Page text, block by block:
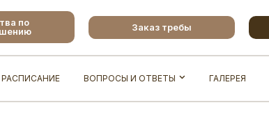
по
Заказ требы
РАСПИСАНИЕ ВОПРОСЫ И ОТВЕТЫ ГАЛЕРЕЯ